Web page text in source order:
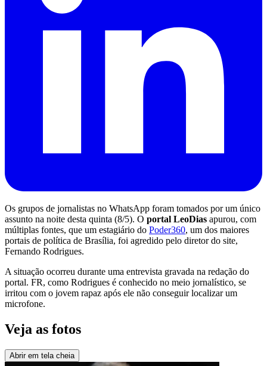
Os grupos de jornalistas no WhatsApp foram tomados por um único
assunto na noite desta quinta (8/5). O portal LeoDias apurou, com
múltiplas fontes, que um estagiário do Poder360, um dos maiores
portais de política de Brasília, foi agredido pelo diretor do site,
Fernando Rodrigues.
A situação ocorreu durante uma entrevista gravada na redação do
portal. FR, como Rodrigues é conhecido no meio jornalístico, se
irritou com o jovem rapaz após ele não conseguir localizar um
microfone.
Veja as fotos
Abrir em tela cheia